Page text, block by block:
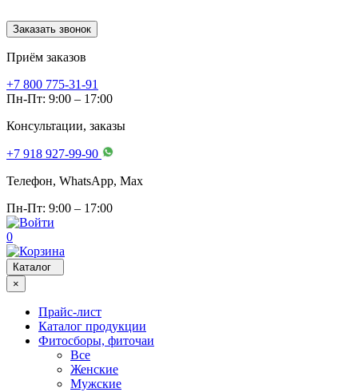
Заказать звонок
Приём заказов
+7 800 775-31-91
Пн-Пт: 9:00 – 17:00
Консультации, заказы
+7 918 927-99-90
Телефон, WhatsApp, Мах
Пн-Пт: 9:00 – 17:00
0
Каталог
×
Прайс-лист
Каталог продукции
Фитосборы, фиточаи
Все
Женские
Мужские